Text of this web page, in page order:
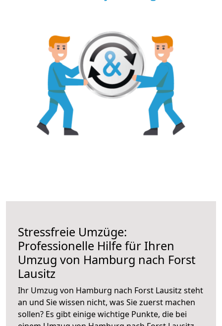
Stressfreie Umzüge:
Professionelle Hilfe für Ihren
Umzug von Hamburg nach Forst
Lausitz
Ihr Umzug von Hamburg nach Forst Lausitz steht
an und Sie wissen nicht, was Sie zuerst machen
sollen? Es gibt einige wichtige Punkte, die bei